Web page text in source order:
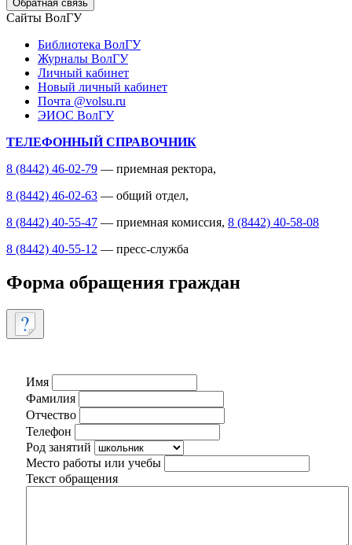
Обратная связь
Сайты ВолГУ
Библиотека ВолГУ
Журналы ВолГУ
Личный кабинет
Новый личный кабинет
Почта @volsu.ru
ЭИОС ВолГУ
ТЕЛЕФОННЫЙ СПРАВОЧНИК
8 (8442) 46-02-79 — приемная ректора,
8 (8442) 46-02-63 — общий отдел,
8 (8442) 40-55-47 — приемная комиссия, 8 (8442) 40-58-08
8 (8442) 40-55-12 — пресс-служба
Форма обращения граждан
Имя
Фамилия
Отчество
Телефон
Род занятий
Место работы или учебы
Текст обращения